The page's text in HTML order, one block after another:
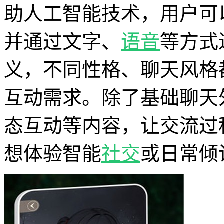
助人工智能技术，用户
并通过文字、 语音等方
义，不同性格、聊天风
互动需求。除了基础聊
态互动等内容，让交流
想体验智能社交或日常